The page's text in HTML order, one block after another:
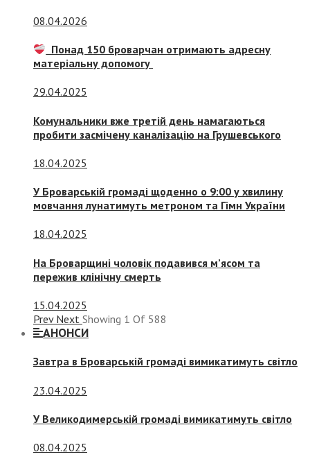
08.04.2026
Понад 150 броварчан отримають адресну
матеріальну допомогу
29.04.2025
Комунальники вже третій день намагаються
пробити засмічену каналізацію на Грушевського
18.04.2025
У Броварській громаді щоденно о 9:00 у хвилину
мовчання лунатимуть метроном та Гімн України
18.04.2025
На Броварщині чоловік подавився м’ясом та
пережив клінічну смерть
15.04.2025
Prev Next Showing 1 Of 588
АНОНСИ
Завтра в Броварській громаді вимикатимуть світло
23.04.2025
У Великодимерській громаді вимикатимуть світло
08.04.2025